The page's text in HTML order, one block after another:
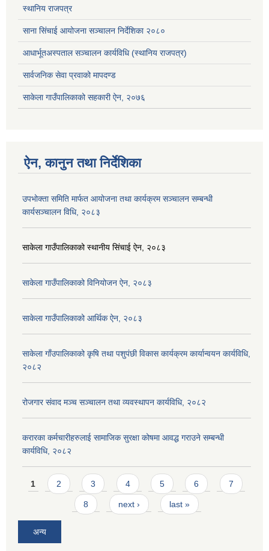
स्थानिय राजपत्र
साना सिंचाई आयोजना सञ्चालन निर्देशिका २०८०
आधार्भूतअस्पताल सञ्चालन कार्यविधि (स्थानिय राजपत्र)
सार्वजनिक सेवा प्रवाको मापदण्ड
साकेला गाउँपालिकाको सहकारी ऐन, २०७६
ऐन, कानुन तथा निर्देशिका
उपभोक्ता समिति मार्फत आयोजना तथा कार्यक्रम सञ्चालन सम्बन्धी
कार्यसञ्चालन विधि, २०८३
साकेला गाउँपालिकाको स्थानीय सिंचाई ऐन, २०८३
साकेला गाउँपालिकाको विनियोजन ऐन, २०८३
साकेला गाउँपालिकाको आर्थिक ऐन, २०८३
साकेला गाँउपालिकाको कृषि तथा पशुपंछी विकास कार्यक्रम कार्यान्वयन कार्यविधि,
२०८२
रोजगार संवाद मञ्च सञ्चालन तथा व्यवस्थापन कार्यविधि, २०८२
करारका कर्मचारीहरुलाई सामाजिक सुरक्षा कोषमा आवद्ध गराउने सम्बन्धी
कार्यविधि, २०८२
Pages
1 2 3 4 5 6 7
8 next › last »
अन्य